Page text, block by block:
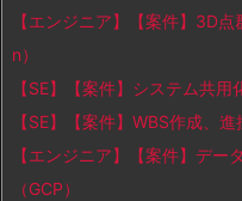
【エンジニア】【案件】3D
n）
【SE】【案件】システム共用
【SE】【案件】WBS作成、
【エンジニア】【案件】デ
（GCP）